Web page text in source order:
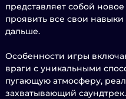
представляет собой
проявить все свои
дальше.
Особенности игры
враги с уникальными
пугающую атмосферу,
захватывающий